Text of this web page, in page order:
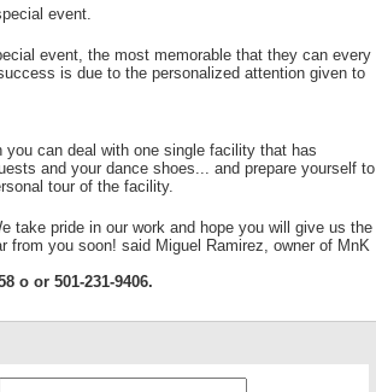
event.
event, the most memorable that they can every
is due to the personalized attention given to
can deal with one single facility that has
and your dance shoes... and prepare yourself to
tour of the facility.
take pride in our work and hope you will give us the
from you soon! said Miguel Ramirez, owner of MnK
o or 501-231-9406.